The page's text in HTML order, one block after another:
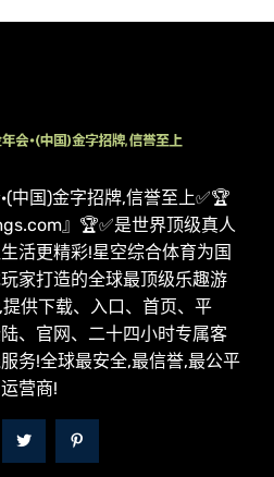
中国)金字招牌,信誉至上✅🏆
』🏆✅是世界顶级真人
活更精彩!星空综合体育为国
家打造的全球最顶级乐趣游
提供下载、入口、首页、平
、官网、二十四小时专属客
务!全球最安全,最信誉,最公平
营商!